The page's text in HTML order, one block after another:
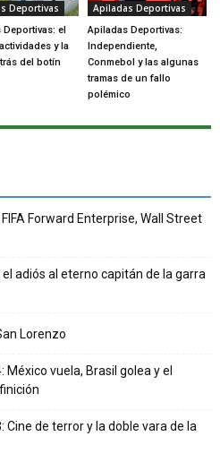
Deportivas
Deportivas: el
y la
del botín
Apiladas Deportivas
Apiladas Deportivas:
Independiente,
Conmebol y las algunas
tramas de un fallo
polémico
Forward Enterprise, Wall Street
adiós al eterno capitán de la garra
Lorenzo
México vuela, Brasil golea y el
Cine de terror y la doble vara de la